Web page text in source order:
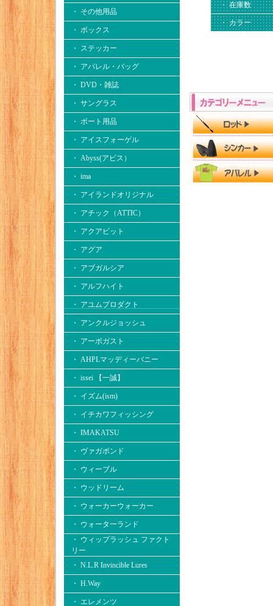
・ その他用品
・ ボックス
・ ステッカー
・ アパレル・バッグ
・ DVD・雑誌
・ サングラス
・ ボート用品
・ アイスフォーゲル
・ Abyss(アビス）
・ ima
・ アイランドオリジナル
・ アチック（ATTIC）
・ アクアビット
・ アグア
・ アブガルシア
・ アルフハイト
・ アユムプロダクト
・ アンクルジョッシュ
・ アーボガスト
・ AHPLマッディーバニー
・ issei 【一誠】
・ イズム(ism)
・ イチカワフィッシング
・ IMAKATSU
・ ヴァガボンド
・ ウィーブル
・ ウッドリーム
・ ウォーカーウォーカー
・ ウォーターランド
・ ウィップラッシュ ファクト
リー
・ N.L.R Invincible Lures
・ H.Way
・ エレメンツ
・ 在庫数
・ カラー